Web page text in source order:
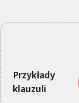
Przykłady
klauzuli